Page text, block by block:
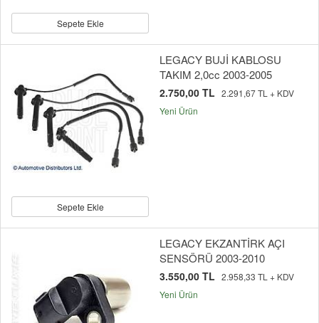
Sepete Ekle
Sepete Ekle
LEGACY BUJİ KABLOSU
TAKIM 2,0cc 2003-2005
2.750,00 TL 2.291,67 TL + KDV
Yeni Ürün
LEGACY EKZANTİRK AÇI
SENSÖRÜ 2003-2010
3.550,00 TL 2.958,33 TL + KDV
Yeni Ürün